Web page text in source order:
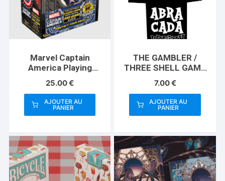
Marvel Captain
America Playing
Cards (Plus Card
Guard)
25.00€
AJOUTER AU
PANIER
THE GAMBLER /
THREE SHELL GAME
(Gimmicks and
Instructions) by
Apprentice Magic –
Trick
7.00€
AJOUTER AU
PANIER